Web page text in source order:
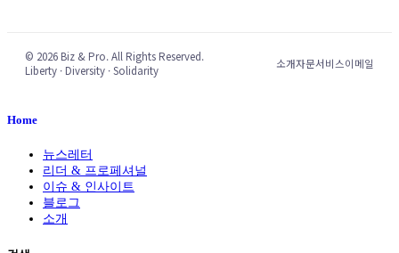
© 2026 Biz & Pro. All Rights Reserved.
Liberty · Diversity · Solidarity
소개자문서비스이메일
Home
뉴스레터
리더 & 프로페셔널
이슈 & 인사이트
블로그
소개